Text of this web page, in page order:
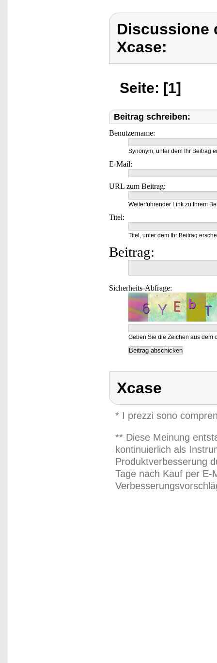
Discussione
Xcase:
Seite: [1]
Beitrag schreiben:
Benutzername:
Synonym, unter dem Ihr Beitrag
E-Mail:
URL zum Beitrag:
Weiterführender Link zu Ihrem
Titel:
Titel, unter dem Ihr Beitrag
Beitrag:
Sicherheits-Abfrage:
Geben Sie die Zeichen aus dem
Xcase
* I prezzi sono
** Diese Meinung
kontinuierlich als
Produktverbesserung
Tage nach Kauf per E-